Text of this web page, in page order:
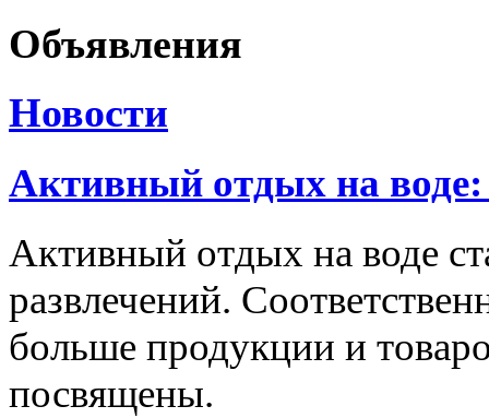
Объявления
Новости
Активный отдых на воде:
Активный отдых на воде
развлечений.
больше продукции и
посвящены.